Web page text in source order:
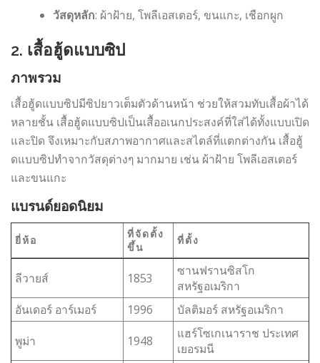
วัสดุหลัก: ผ้าฝ้าย, โพลีเอสเตอร์, ขนแกะ, เชือกผูก
2. เสื้อฮู้ดแบบซิป
ภาพรวม
เสื้อฮู้ดแบบซิปมีซิปยาวเต็มตัวด้านหน้า ช่วยให้สวมทับเสื้อผ้าได้
หลายชั้น เสื้อฮู้ดแบบซิปเป็นเสื้ออเนกประสงค์ที่ใส่ได้ทั้งแบบเปิด
และปิด จึงเหมาะกับสภาพอากาศและสไตล์ที่แตกต่างกัน เสื้อฮู้
ดแบบซิปทำจากวัสดุต่างๆ มากมาย เช่น ผ้าฝ้าย โพลีเอสเตอร์
และขนแกะ
แบรนด์ยอดนิยม
ยี่ห้อ
ที่จัดตั้ง
ขึ้น
ที่ตั้ง
ลีวายส์ 1853
ซานฟรานซิสโก
สหรัฐอเมริกา
อันเดอร์ อาร์เมอร์
1996
บัลติมอร์ สหรัฐอเมริกา
พูม่า
1948
แฮร์โซเกเนาราช ประเทศ
เยอรมนี